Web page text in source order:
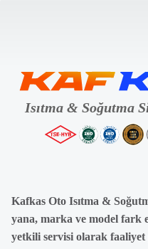
Kafkas Oto Isıtma &
yana, marka ve model fark
yetkili servisi olarak faaliyet